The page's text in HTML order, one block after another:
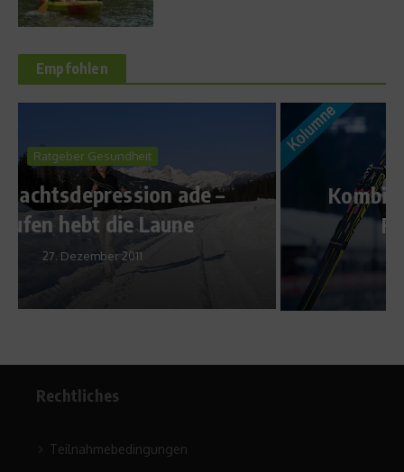
Empfohlen
Kombinierernachwuchs – Eric
Frenzels Kolumne
14. Dezember 2016
Rechtliches
Teilnahmebedingungen